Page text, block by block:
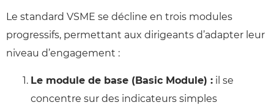
Le standard VSME se décline en trois modules
progressifs, permettant aux dirigeants d’adapter leur
niveau d’engagement :
Le module de base (Basic Module) : il se
concentre sur des indicateurs simples